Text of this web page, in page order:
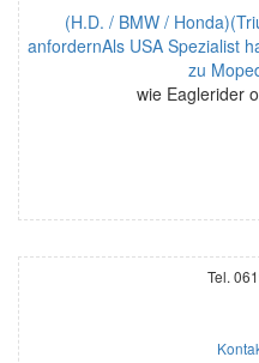
(H.D. / BMW /
anfordernAls USA Spezialist
zu
wie Eaglerider
Tel.